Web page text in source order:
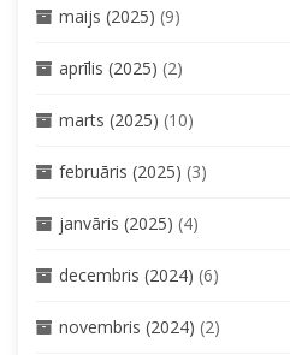
maijs (2025) (9)
aprīlis (2025) (2)
marts (2025) (10)
februāris (2025) (3)
janvāris (2025) (4)
decembris (2024) (6)
novembris (2024) (2)